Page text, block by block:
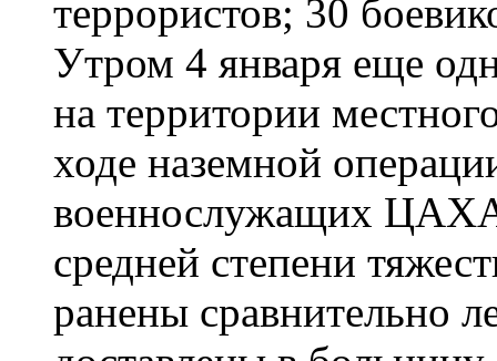
террористов; 30
Утром 4 января еще
на территории
ходе наземной
военнослужащих
средней степени
ранены сравнительно